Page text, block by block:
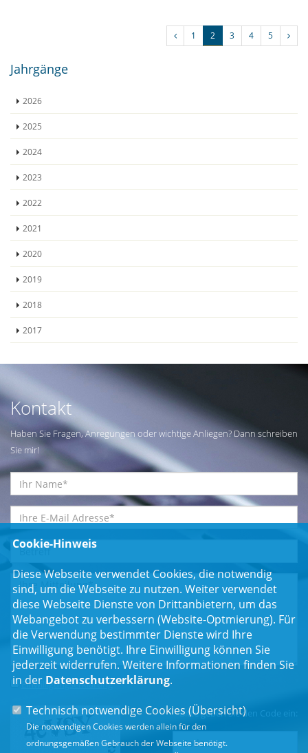
1 2 3 4 5
Jahrgänge
2026
2025
2024
2023
2022
2021
2020
2019
2018
2017
Kontakt
Haben Sie Fragen, Anregungen oder wichtige Anliegen? Dann schreiben
Sie mir!
Einwilligungserklärung*
Bitte geben Sie den Code ein:
Cookie-Hinweis
Diese Webseite verwendet Cookies, die notwendig
sind, um die Webseite zu nutzen. Weiter verwendet
diese Webseite Dienste von Drittanbietern, um das
Webangebot zu verbessern (Website-Optmierung). Für
die Verwendung bestimmter Dienste wird Ihre
Einwilligung benötigt. Ihre Einwilligung können Sie
jederzeit widerrufen. Weitere Informationen finden Sie
in der Datenschutzerklärung.
Technisch notwendige Cookies (Übersicht)
Die notwendigen Cookies werden allein für den
ordnungsgemäßen Gebrauch der Webseite benötigt.